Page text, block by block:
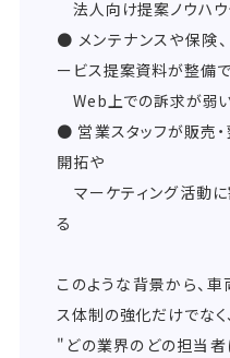
法人向け提案ノウハ
● メンテナンスや保険
ービス提案資料が整備で
Web上での訴求が弱
● 営業スタッフが販売
開拓や
マーケティング活動
る
このような背景から、
ス体制の強化だけでなく
"どの業界のどの担当者